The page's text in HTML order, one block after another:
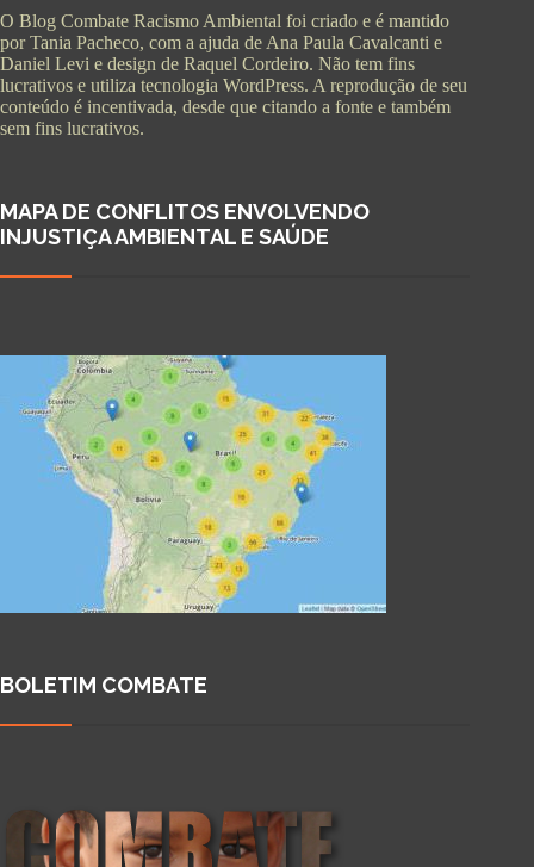
O Blog Combate Racismo Ambiental foi criado e é mantido
por Tania Pacheco, com a ajuda de Ana Paula Cavalcanti e
Daniel Levi e design de Raquel Cordeiro. Não tem fins
lucrativos e utiliza tecnologia WordPress. A reprodução de seu
conteúdo é incentivada, desde que citando a fonte e também
sem fins lucrativos.
MAPA DE CONFLITOS ENVOLVENDO
INJUSTIÇA AMBIENTAL E SAÚDE
BOLETIM COMBATE